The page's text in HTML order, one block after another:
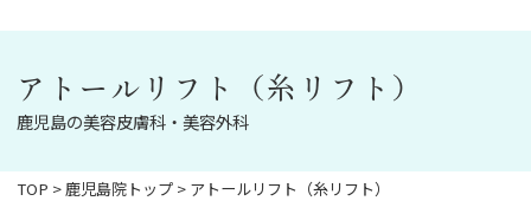
アトールリフト（糸リフト）
鹿児島の美容皮膚科・美容外科
TOP > 鹿児島院トップ > アトールリフト（糸リフト）